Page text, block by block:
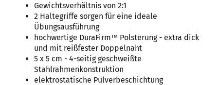
Gewichtsverhältnis von 2:1
2 Haltegriffe sorgen für eine ideale
Übungsausführung
hochwertige DuraFirm™ Polsterung - extra dick
und mit reißfester Doppelnaht
5 x 5 cm - 4-seitig geschweißte
Stahlrahmenkonstruktion
elektrostatische Pulverbeschichtung